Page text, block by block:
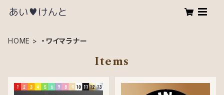
HOME ・ワイマラナー
Items